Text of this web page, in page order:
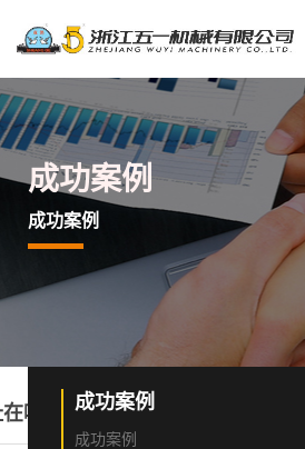
成功案例
成功案例
成功案例
成功案例
哪:企业 - 华夏小康网